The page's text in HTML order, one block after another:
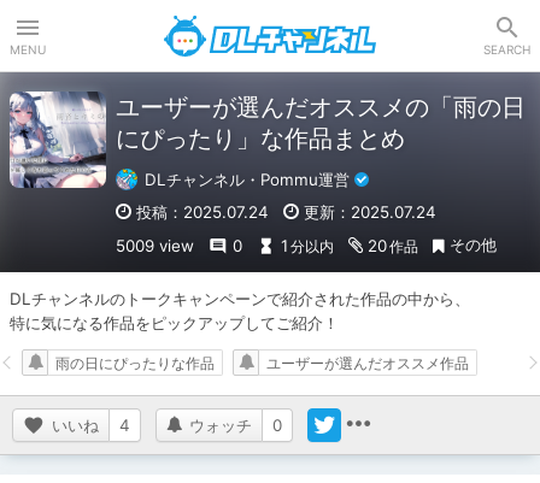
MENU SEARCH
ユーザーが選んだオススメの「雨の日
にぴったり」な作品まとめ
DLチャンネル・Pommu運営
投稿：2025.07.24
更新：2025.07.24
5009 view
0 1 分以内 20作品 その他
DLチャンネルのトークキャンペーンで紹介された作品の中から、
特に気になる作品をピックアップしてご紹介！
いいね 4 ウォッチ 0
雨の日にぴったりな作品 ユーザーが選んだオススメ作品